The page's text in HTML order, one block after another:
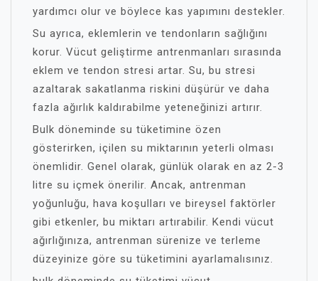
yardımcı olur ve böylece kas yapımını destekler.
Su ayrıca, eklemlerin ve tendonların sağlığını
korur. Vücut geliştirme antrenmanları sırasında
eklem ve tendon stresi artar. Su, bu stresi
azaltarak sakatlanma riskini düşürür ve daha
fazla ağırlık kaldırabilme yeteneğinizi artırır.
Bulk döneminde su tüketimine özen
gösterirken, içilen su miktarının yeterli olması
önemlidir. Genel olarak, günlük olarak en az 2-3
litre su içmek önerilir. Ancak, antrenman
yoğunluğu, hava koşulları ve bireysel faktörler
gibi etkenler, bu miktarı artırabilir. Kendi vücut
ağırlığınıza, antrenman sürenize ve terleme
düzeyinize göre su tüketimini ayarlamalısınız.